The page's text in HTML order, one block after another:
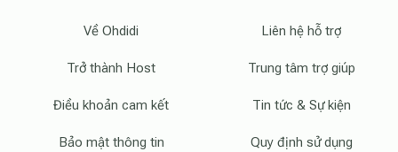
Về Ohdidi
Trở thành Host
Điều khoản cam kết
Bảo mật thông tin
Liên hệ hỗ trợ
Trung tâm trợ giúp
Tin tức & Sự kiện
Quy định sử dụng